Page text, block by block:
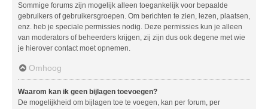
Sommige forums zijn mogelijk alleen toegankelijk voor bepaalde
gebruikers of gebruikersgroepen. Om berichten te zien, lezen, plaatsen,
enz. heb je speciale permissies nodig. Deze permissies kun je alleen
van moderators of beheerders krijgen, zij zijn dus ook degene met wie
je hierover contact moet opnemen.
Omhoog
Waarom kan ik geen bijlagen toevoegen?
De mogelijkheid om bijlagen toe te voegen, kan per forum, per